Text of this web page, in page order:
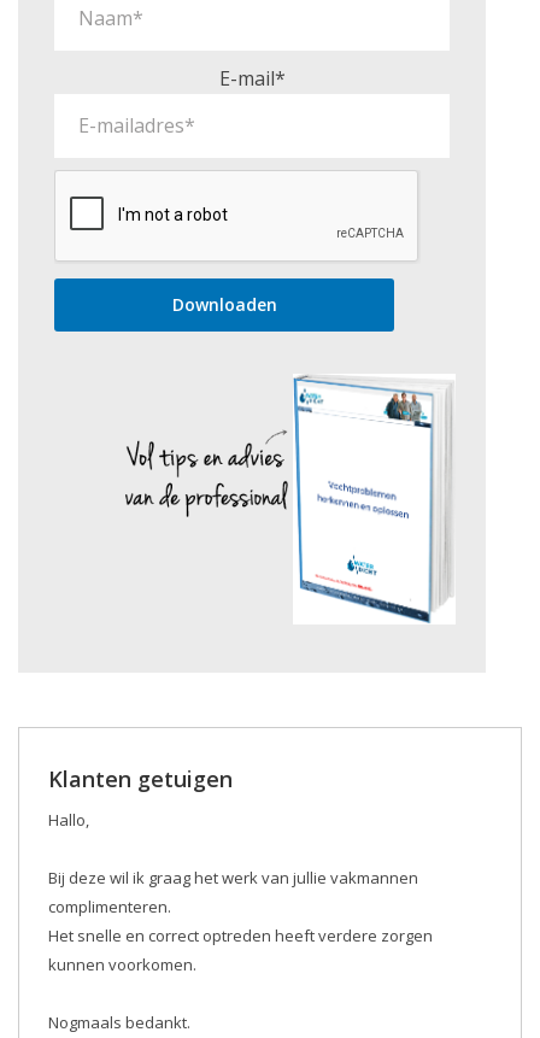
E-mail*
Klanten getuigen
Hallo,
Bij deze wil ik graag het werk van jullie vakmannen
complimenteren.
Het snelle en correct optreden heeft verdere zorgen
kunnen voorkomen.
Nogmaals bedankt.